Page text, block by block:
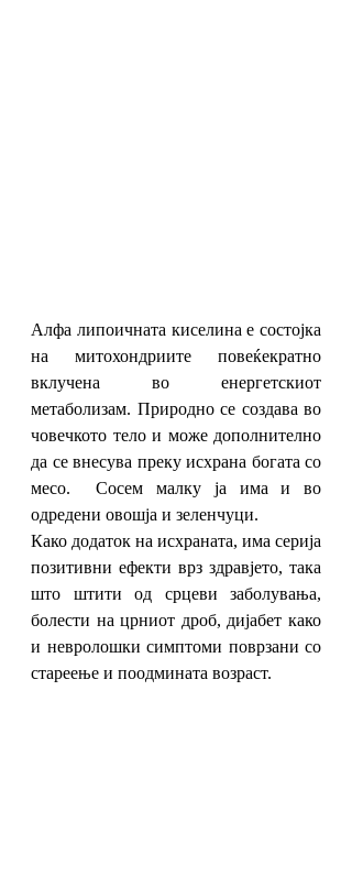
Алфа липоичната киселина е состојка
на митохондриите повеќекратно
вклучена во енергетскиот
метаболизам. Природно се создава во
човечкото тело и може дополнително
да се внесува преку исхрана богата со
месо.  Сосем малку ја има и во
одредени овошја и зеленчуци.
Како додаток на исхраната, има серија
позитивни ефекти врз здравјето, така
што штити од срцеви заболувања,
болести на црниот дроб, дијабет како
и невролошки симптоми поврзани со
стареење и поодмината возраст.